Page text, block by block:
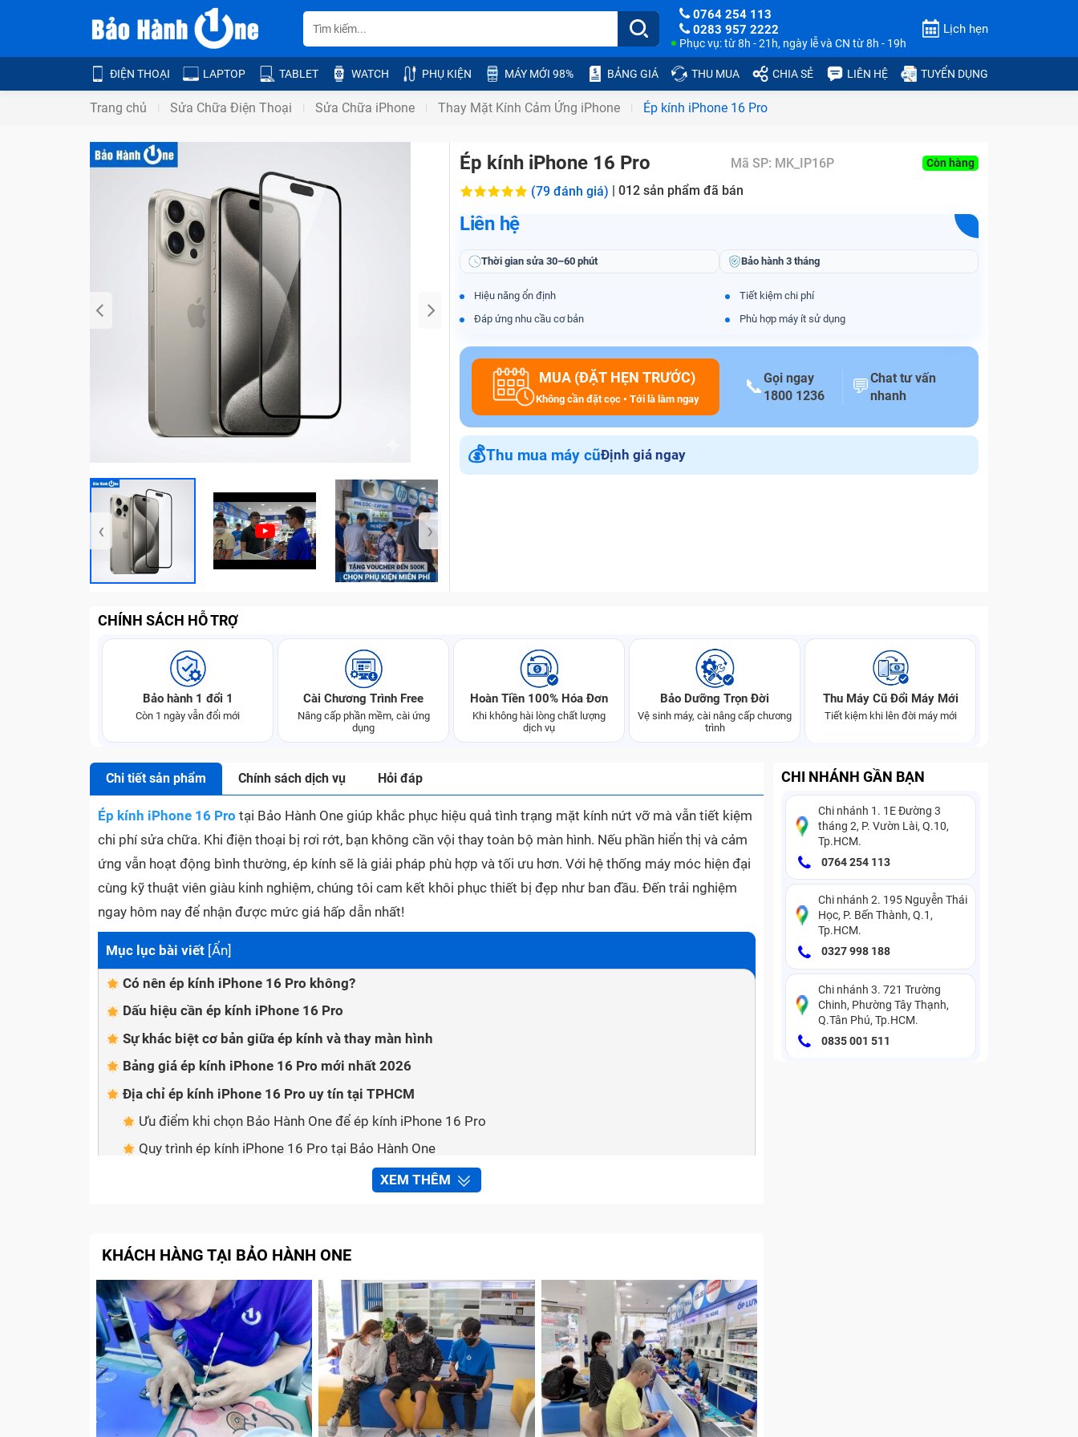
0764 254 113
0283 957 2222
Phục vụ: từ 8h - 21h, ngày lễ và CN từ 8h - 19h
Lịch hẹn
ĐIỆN THOẠI LAPTOP TABLET WATCH PHỤ KIỆN MÁY MỚI 98% BẢNG GIÁ THU MUA CHIA SẺ LIÊN HỆ TUYỂN DỤNG
Trang chủ Sửa Chữa Điện Thoại Sửa Chữa iPhone Thay Mặt Kính Cảm Ứng iPhone Ép kính iPhone 16 Pro
Bảo Hành One
‹ ›
Ép kính iPhone 16 Pro Mã SP: MK_IP16P Còn hàng
(79 đánh giá) | 012 sản phẩm đã bán
Liên hệ
Thời gian sửa 30–60 phút Bảo hành 3 tháng
Hiệu năng ổn định
Đáp ứng nhu cầu cơ bản
Tiết kiệm chi phí
Phù hợp máy ít sử dụng
MUA (ĐẶT HẸN TRƯỚC)
Không cần đặt cọc • Tới là làm ngay
📞Gọi ngay
1800 1236
💬Chat tư vấn
nhanh
💰Thu mua máy cũĐịnh giá ngay
CHÍNH SÁCH HỖ TRỢ
Bảo hành 1 đổi 1
Còn 1 ngày vẫn đổi mới
Cài Chương Trình Free
Nâng cấp phần mềm, cài ứng
dụng
Hoàn Tiền 100% Hóa Đơn
Khi không hài lòng chất lượng
dịch vụ
Bảo Dưỡng Trọn Đời
Vệ sinh máy, cài nâng cấp chương
trình
Thu Máy Cũ Đổi Máy Mới
Tiết kiệm khi lên đời máy mới
Chi tiết sản phẩm Chính sách dịch vụ Hỏi đáp
Ép kính iPhone 16 Pro tại Bảo Hành One giúp khắc phục hiệu quả tình trạng mặt kính nứt vỡ mà vẫn tiết kiệm
chi phí sửa chữa. Khi điện thoại bị rơi rớt, bạn không cần vội thay toàn bộ màn hình. Nếu phần hiển thị và cảm
ứng vẫn hoạt động bình thường, ép kính sẽ là giải pháp phù hợp và tối ưu hơn. Với hệ thống máy móc hiện đại
cùng kỹ thuật viên giàu kinh nghiệm, chúng tôi cam kết khôi phục thiết bị đẹp như ban đầu. Đến trải nghiệm
ngay hôm nay để nhận được mức giá hấp dẫn nhất!
Mục lục bài viết [Ẩn]
Có nên ép kính iPhone 16 Pro không?
Dấu hiệu cần ép kính iPhone 16 Pro
Sự khác biệt cơ bản giữa ép kính và thay màn hình
Bảng giá ép kính iPhone 16 Pro mới nhất 2026
Địa chỉ ép kính iPhone 16 Pro uy tín tại TPHCM
Ưu điểm khi chọn Bảo Hành One để ép kính iPhone 16 Pro
Quy trình ép kính iPhone 16 Pro tại Bảo Hành One
Nhiều người lo lắng ép kính có thể ảnh hưởng đến chất lượng hiển thị và cảm ứng của thiết bị. Tuy nhiên, với
công nghệ sửa chữa hiện đại năm 2026, ép kính iPhone 16 Pro là giải pháp an toàn, hiệu quả và tiết kiệm chi
phí. Dưới đây là những lý do bạn nên lựa chọn phương pháp sửa chữa này.
Giữ tấm nền màn gốc:Quy trình bóc tách kính ngoài không can thiệp phôi hiển thị bên trong.
Tiết kiệm ngân sách tối đa:Chi phí ép kính rẻ hơn rất nhiều so với thay màn hình mới.
Hoàn toàn không mất Face ID:Ép kính không gây ảnh hưởng gì đến tính năng nhận diện khuôn mặt.
Thời gian tháo ráp nhanh: Khách hàng có thể lấy máy ngay chỉ sau 1 đến 2 giờ sửa chữa.
Bảo toàn kết nối nhạy:Không làm suy giảm tốc độ truyền tín hiệu vuốt chạm của mạch cảm ứng.
XEM THÊM
KHÁCH HÀNG TẠI BẢO HÀNH ONE
CHI NHÁNH GẦN BẠN
Chi nhánh 1. 1E Đường 3
tháng 2, P. Vườn Lài, Q.10,
Tp.HCM.
0764 254 113
Chi nhánh 2. 195 Nguyễn Thái
Học, P. Bến Thành, Q.1,
Tp.HCM.
0327 998 188
Chi nhánh 3. 721 Trường
Chinh, Phường Tây Thạnh,
Q.Tân Phú, Tp.HCM.
0835 001 511